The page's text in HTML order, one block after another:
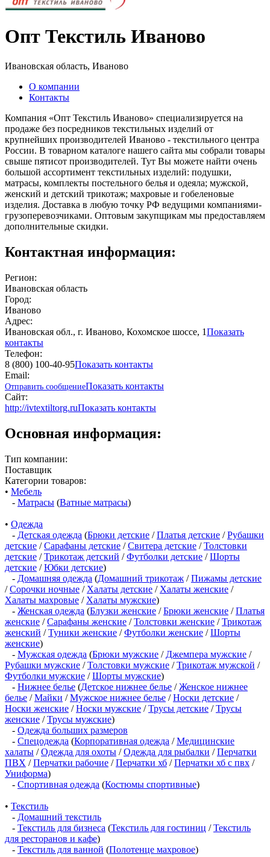
Опт Текстиль Иваново
Ивановская область, Иваново
О компании
Контакты
Компания «Опт Текстиль Иваново» специализируется на
продаже без посредников текстильных изделий от
крупнейших производителей Иваново - текстильного центра
России. В товарном каталоге нашего сайта мы собрали товары
свыше пятисот производителей. Тут Вы можете найти очень
большой ассортимент текстильных изделий: подушки,
матрасы, комплекты постельного белья и одеяла; мужской,
женский и детский трикотаж; махровые и гобеленовые
изделия. Доставка в любую точку РФ ведущими компаниями-
грузоперевозчиками. Оптовым закупщикам мы предоставляем
дополнительные скидки.
Контактная информация:
Регион:
Ивановская область
Город:
Иваново
Адрес:
Ивановская обл., г. Иваново, Кохомское шоссе, 1Показать
контакты
Телефон:
8 (800) 100-40-95Показать контакты
Email:
Отправить сообщениеПоказать контакты
Сайт:
http://ivtextiltorg.ruПоказать контакты
Основная информация:
Тип компании:
Поставщик
Категории товаров:
• Мебель
- Матрасы (Ватные матрасы)
• Одежда
- Детская одежда (Брюки детские /Платья детские /Рубашки
детские /Сарафаны детские /Свитера детские /Толстовки
детские /Трикотаж детский /Футболки детские /Шорты
детские /Юбки детские)
- Домашняя одежда (Домашний трикотаж /Пижамы детские
/Сорочки ночные / Халаты детские / Халаты женские /
Халаты махровые / Халаты мужские)
- Женская одежда (Блузки женские /Брюки женские /Платья
женские /Сарафаны женские /Толстовки женские /Трикотаж
женский /Туники женские /Футболки женские /Шорты
женские)
- Мужская одежда (Брюки мужские / Джемпера мужские /
Рубашки мужские /Толстовки мужские /Трикотаж мужской /
Футболки мужские /Шорты мужские)
- Нижнее белье (Детское нижнее белье /Женское нижнее
белье /Майки /Мужское нижнее белье /Носки детские /
Носки женские /Носки мужские /Трусы детские /Трусы
женские /Трусы мужские)
- Одежда больших размеров
- Спецодежда (Корпоративная одежда /Медицинские
халаты /Одежда для охоты /Одежда для рыбалки /Перчатки
ПВХ /Перчатки рабочие /Перчатки хб /Перчатки хб с пвх /
Униформа)
- Спортивная одежда (Костюмы спортивные)
• Текстиль
- Домашний текстиль
- Текстиль для бизнеса (Текстиль для гостиниц /Текстиль
для ресторанов и кафе)
- Текстиль для ванной (Полотенце махровое)